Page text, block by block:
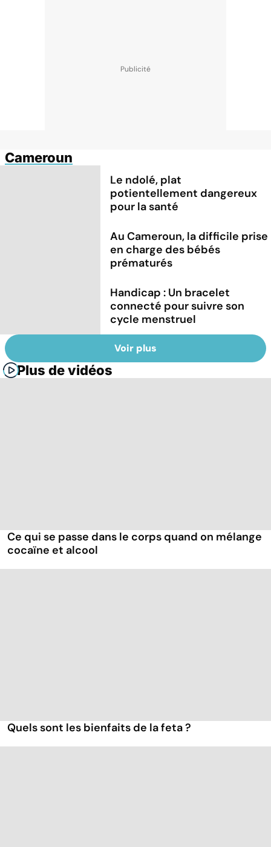
Cameroun
Le ndolé, plat
potientellement dangereux
pour la santé
Au Cameroun, la difficile prise
en charge des bébés
prématurés
Handicap : Un bracelet
connecté pour suivre son
cycle menstruel
Voir plus
Plus de vidéos
Ce qui se passe dans le corps quand on mélange
cocaïne et alcool
Quels sont les bienfaits de la feta ?